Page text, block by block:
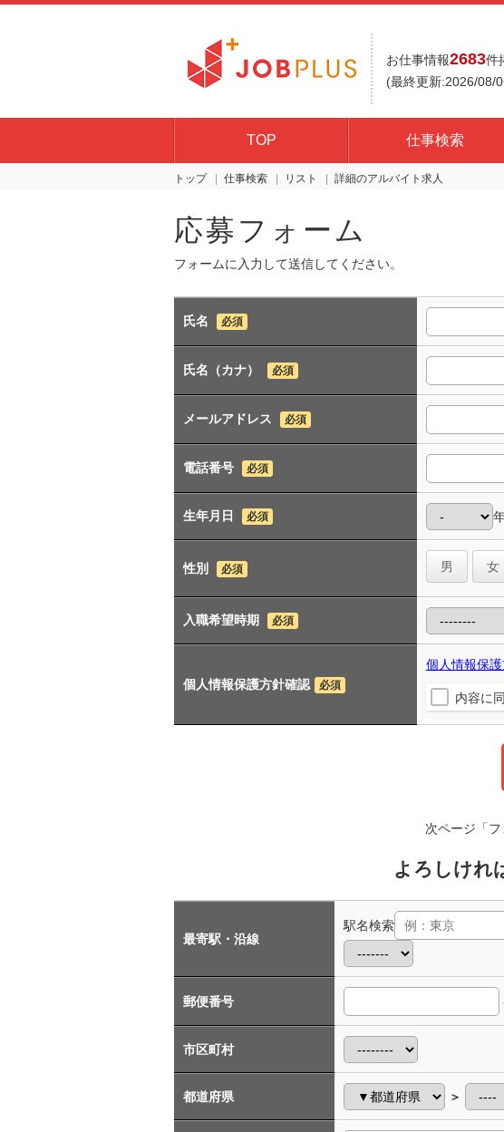
お仕事情報2683件
(最終更新:2026/08/
TOP 仕事検索
トップ 仕事検索 リスト 詳細
応募フォーム
フォームに入力して送信してください。
氏名 必須
氏名（カナ） 必須
メールアドレス 必須
電話番号 必須
生年月日 必須
性別 必須 男 女
入職希望時期 必須
個人情報保護方針確認 必須
個人情報保
内容に
次ページ「
よろしけれ
最寄駅・沿線
駅名検索
郵便番号
市区町村
都道府県 ＞